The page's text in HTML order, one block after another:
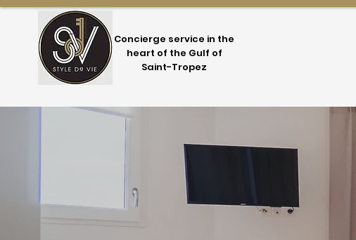
Concierge service in the
heart of the Gulf of
Saint-Tropez